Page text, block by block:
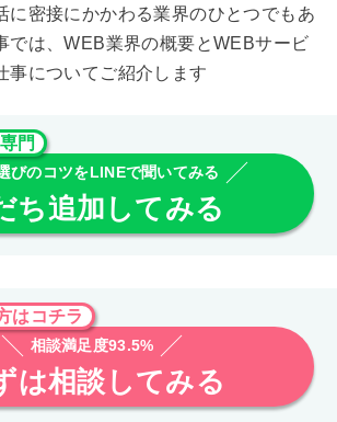
に密接にかかわる業界のひとつでもあ
では、WEB業界の概要とWEBサービ
事についてご紹介します
門
びのコツをLINEで聞いてみる
ち追加してみる
はコチラ
相談満足度93.5%
は相談してみる